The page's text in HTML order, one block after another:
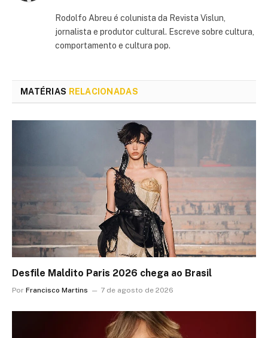
Rodolfo Abreu é colunista da Revista Vislun,
jornalista e produtor cultural. Escreve sobre cultura,
comportamento e cultura pop.
MATÉRIAS RELACIONADAS
Desfile Maldito Paris 2026 chega ao Brasil
Por Francisco Martins 7 de agosto de 2026